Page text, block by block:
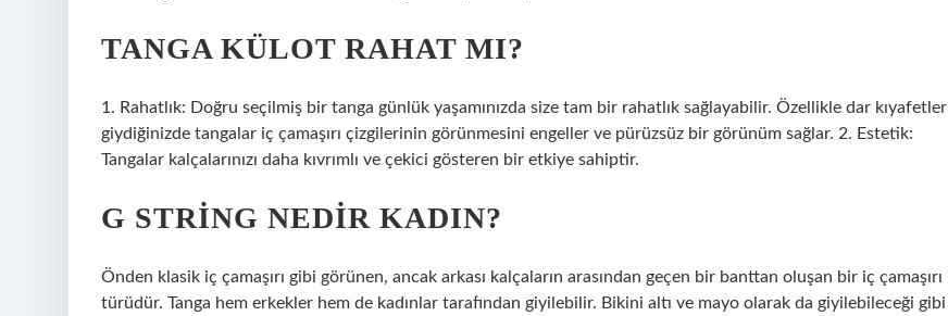
TANGA KÜLOT RAHAT MI?
1. Rahatlık: Doğru seçilmiş bir tanga günlük yaşamınızda size tam bir rahatlık sağlayabilir. Özellikle dar kıyafetler
giydiğinizde tangalar iç çamaşırı çizgilerinin görünmesini engeller ve pürüzsüz bir görünüm sağlar. 2. Estetik:
Tangalar kalçalarınızı daha kıvrımlı ve çekici gösteren bir etkiye sahiptir.
G STRING NEDIR KADIN?
Önden klasik iç çamaşırı gibi görünen, ancak arkası kalçaların arasından geçen bir banttan oluşan bir iç çamaşırı
türüdür. Tanga hem erkekler hem de kadınlar tarafından giyilebilir. Bikini altı ve mayo olarak da giyilebileceği gibi